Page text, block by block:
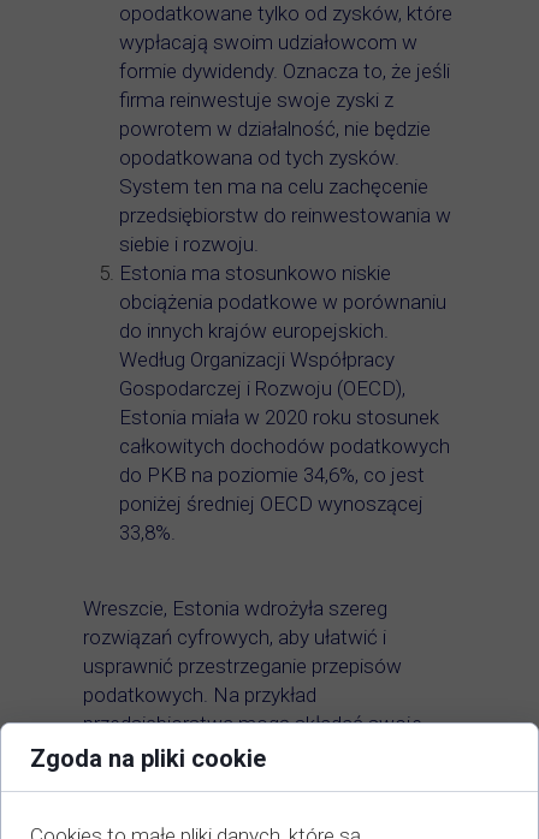
opodatkowane tylko od zysków, które
wypłacają swoim udziałowcom w
formie dywidendy. Oznacza to, że jeśli
firma reinwestuje swoje zyski z
powrotem w działalność, nie będzie
opodatkowana od tych zysków.
System ten ma na celu zachęcenie
przedsiębiorstw do reinwestowania w
siebie i rozwoju.
Estonia ma stosunkowo niskie
obciążenia podatkowe w porównaniu
do innych krajów europejskich.
Według Organizacji Współpracy
Gospodarczej i Rozwoju (OECD),
Estonia miała w 2020 roku stosunek
całkowitych dochodów podatkowych
do PKB na poziomie 34,6%, co jest
poniżej średniej OECD wynoszącej
33,8%.
Wreszcie, Estonia wdrożyła szereg
rozwiązań cyfrowych, aby ułatwić i
usprawnić przestrzeganie przepisów
podatkowych. Na przykład
przedsiębiorstwa mogą składać swoje
podatki online, korzystając z systemu e-
Zgoda na pliki cookie